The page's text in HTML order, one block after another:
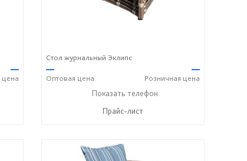
—
цена
Стол журнальный Эклипс
—
Оптовая цена
—
Розничная цена
+7 (917) 600-15-16
Показать телефон
Прайс-лист